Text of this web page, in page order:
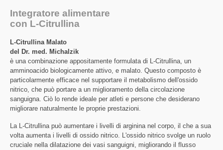
Integratore alimentare
con L-Citrullina
L-Citrullina Malato
del Dr. med. Michalzik
è una combinazione appositamente formulata di L-Citrullina, un
amminoacido biologicamente attivo, e malato. Questo composto è
particolarmente efficace nel supportare il metabolismo dell'ossido
nitrico, che può portare a un miglioramento della circolazione
sanguigna. Ciò lo rende ideale per atleti e persone che desiderano
migliorare naturalmente le proprie prestazioni.
La L-Citrullina può aumentare i livelli di arginina nel corpo, il che a sua
volta aumenta i livelli di ossido nitrico. L'ossido nitrico svolge un ruolo
cruciale nella dilatazione dei vasi sanguigni, migliorando il flusso